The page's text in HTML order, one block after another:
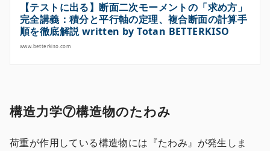
【テストに出る】断面二次モーメントの「求め方」
完全講義：積分と平行軸の定理、複合断面の計算手
順を徹底解説 written by Totan BETTERKISO
www.betterkiso.com
構造力学⑦構造物のたわみ
荷重が作用している構造物には『たわみ』が発生しま